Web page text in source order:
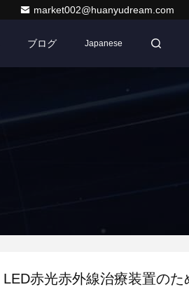
market002@huanyudream.com
ブログ Japanese
LED赤光赤外線治療装置のた